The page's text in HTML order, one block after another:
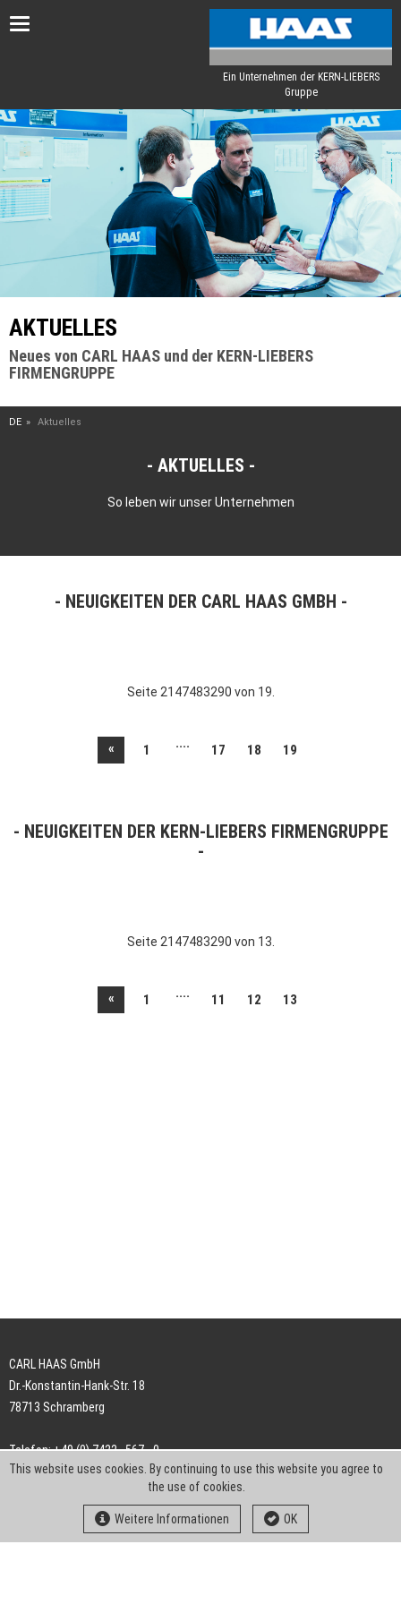
Toggle
Ein Unternehmen der KERN-LIEBERS
Gruppe
AKTUELLES
Neues von CARL HAAS und der KERN-LIEBERS
FIRMENGRUPPE
DE Aktuelles
AKTUELLES
So leben wir unser Unternehmen
NEUIGKEITEN DER CARL HAAS GMBH
Seite 2147483290 von 19.
« 1 .... 17 18 19
NEUIGKEITEN DER KERN-LIEBERS FIRMENGRUPPE
Seite 2147483290 von 13.
« 1 .... 11 12 13
CARL HAAS GmbH
Dr.-Konstantin-Hank-Str. 18
78713 Schramberg
Telefon: +49 (0) 7422 . 567 - 0
Telefax: +49 (0) 7422 . 567 - 239
info-ch@kern-liebers.com
This website uses cookies. By continuing to use this website you agree to
the use of cookies.
Weitere Informationen OK